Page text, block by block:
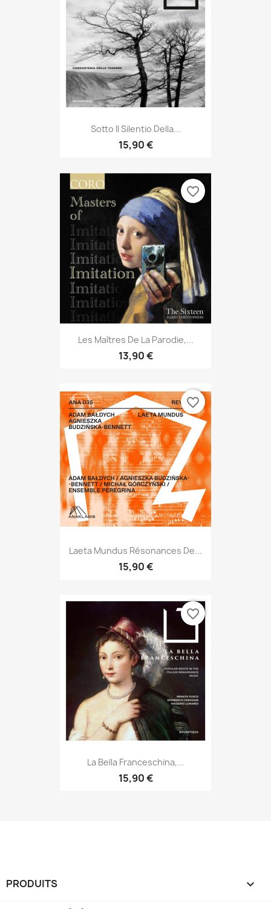
Sotto Il Silentio Della...
15,90 €
Les Maîtres De La Parodie,...
13,90 €
favorite_border
Laeta Mundus Résonances De...
15,90 €
favorite_border
La Bella Franceschina,...
15,90 €
favorite_border
PRODUITS 